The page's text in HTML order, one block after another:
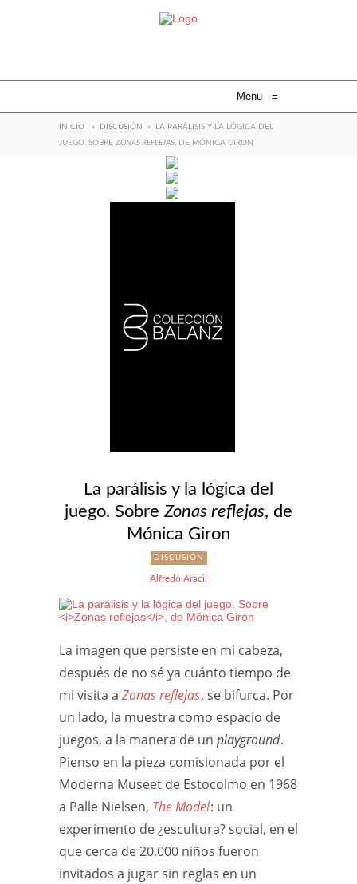
Menu ≡
INICIO » DISCUSIÓN »
LA PARÁLISIS Y LA LÓGICA DEL
JUEGO. SOBRE ZONAS REFLEJAS, DE MÓNICA GIRON
La parálisis y la lógica del
juego. Sobre Zonas reflejas, de
Mónica Giron
DISCUSIÓN
Alfredo Aracil
La imagen que persiste en mi cabeza,
después de no sé ya cuánto tiempo de
mi visita a Zonas reflejas, se bifurca. Por
un lado, la muestra como espacio de
juegos, a la manera de un playground.
Pienso en la pieza comisionada por el
Moderna Museet de Estocolmo en 1968
a Palle Nielsen, The Model: un
experimento de ¿escultura? social, en el
que cerca de 20.000 niños fueron
invitados a jugar sin reglas en un